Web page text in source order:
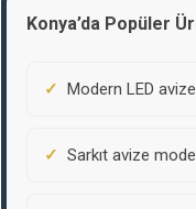
Konya’da Popüler
Modern LED
Sarkıt avize